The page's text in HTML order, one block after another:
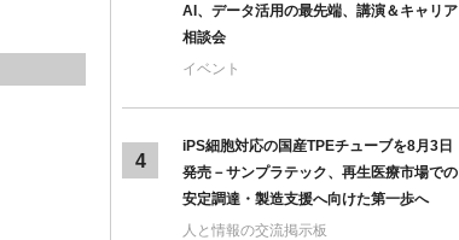
AI、データ活用の最先端、講演＆キャリア
相談会
イベント
4
iPS細胞対応の国産TPEチューブを8月3日
発売－サンプラテック、再生医療市場での
安定調達・製造支援へ向けた第一歩へ
人と情報の交流掲示板